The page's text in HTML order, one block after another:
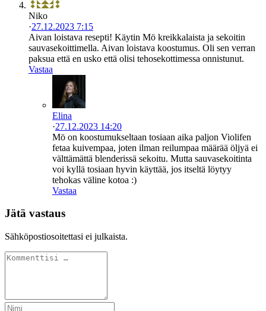
Niko
·27.12.2023 7:15
Aivan loistava resepti! Käytin Mö kreikkalaista ja sekoitin
sauvasekoittimella. Aivan loistava koostumus. Oli sen verran
paksua että en usko että olisi tehosekottimessa onnistunut.
Vastaa
Elina
·27.12.2023 14:20
Mö on koostumukseltaan tosiaan aika paljon Violifen
fetaa kuivempaa, joten ilman reilumpaa määrää öljyä ei
välttämättä blenderissä sekoitu. Mutta sauvasekoitinta
voi kyllä tosiaan hyvin käyttää, jos itseltä löytyy
tehokas väline kotoa :)
Vastaa
Jätä vastaus
Sähköpostiosoitettasi ei julkaista.